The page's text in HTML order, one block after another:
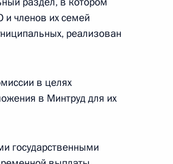
членов их семей
реализован
в целях
в Минтруд для их
государственными